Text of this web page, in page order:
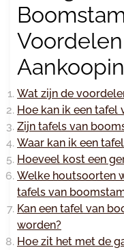
Wat zijn de
Hoe kan ik een tafel
Zijn tafels van
Waar kan ik een
Hoeveel kost een
Welke houtsoorten
tafels van
Kan een tafel van
worden?
Hoe zit het met de